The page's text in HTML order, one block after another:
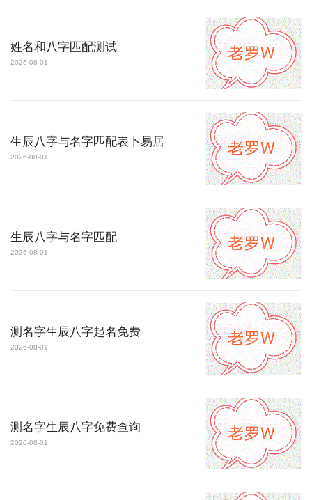
姓名和八字匹配测试
2026-08-01
生辰八字与名字匹配表卜易居
2026-08-01
生辰八字与名字匹配
2026-08-01
测名字生辰八字起名免费
2026-08-01
测名字生辰八字免费查询
2026-08-01